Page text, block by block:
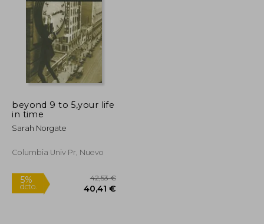
14,69 €
beyond 9 to 5,your life
in time
Sarah Norgate
Columbia Univ Pr, Nuevo